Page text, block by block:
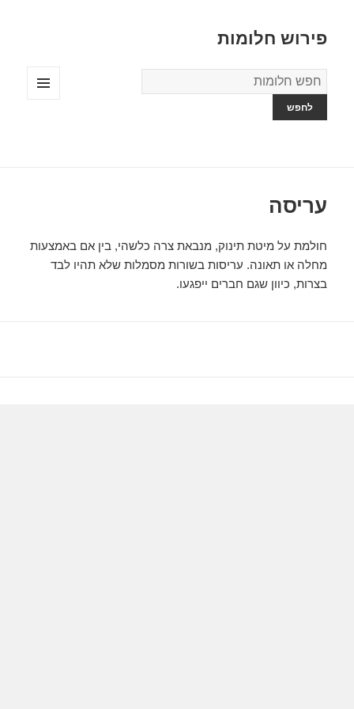
פירוש חלומות
מילון
החלומות
עריסה
חולמת על מיטת תינוק, מנבאת צרה כלשהי, בין אם באמצעות
מחלה או תאונה. עריסות בשורות מסמלות שלא תהיו לבד
בצרות, כיוון שגם חברים ייפגעו.